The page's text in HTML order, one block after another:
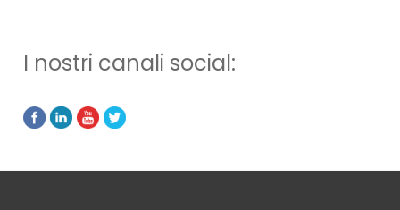
I nostri canali social: